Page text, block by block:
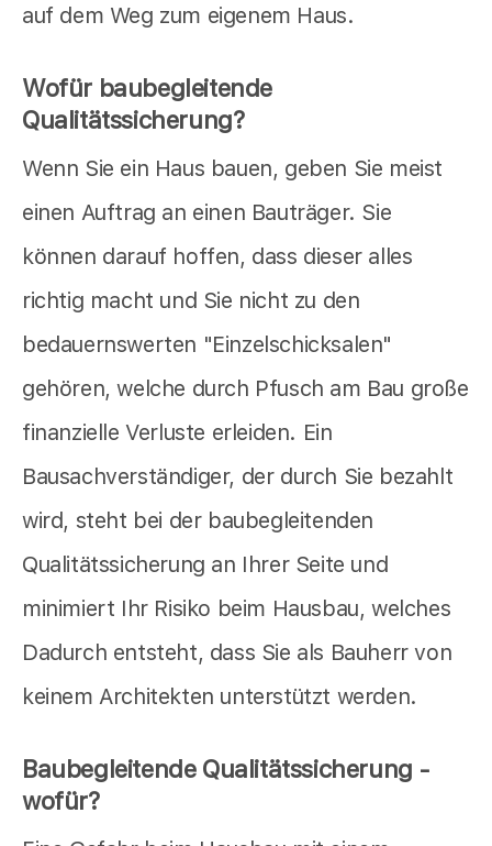
auf dem Weg zum eigenem Haus.
Wofür baubegleitende
Qualitätssicherung?
Wenn Sie ein Haus bauen, geben Sie meist
einen Auftrag an einen Bauträger. Sie
können darauf hoffen, dass dieser alles
richtig macht und Sie nicht zu den
bedauernswerten "Einzelschicksalen"
gehören, welche durch Pfusch am Bau große
finanzielle Verluste erleiden. Ein
Bausachverständiger, der durch Sie bezahlt
wird, steht bei der baubegleitenden
Qualitätssicherung an Ihrer Seite und
minimiert Ihr Risiko beim Hausbau, welches
Dadurch entsteht, dass Sie als Bauherr von
keinem Architekten unterstützt werden.
Baubegleitende Qualitätssicherung -
wofür?